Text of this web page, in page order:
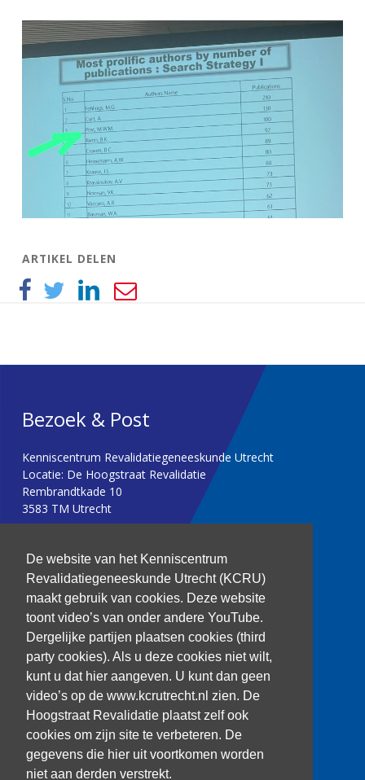
De website van het Kenniscentrum
Revalidatiegeneeskunde Utrecht (KCRU)
maakt gebruik van cookies. Deze website
toont video’s van onder andere YouTube.
Dergelijke partijen plaatsen cookies (third
party cookies). Als u deze cookies niet wilt,
kunt u dat hier aangeven. U kunt dan geen
video’s op de www.kcrutrecht.nl zien. De
Hoogstraat Revalidatie plaatst zelf ook
cookies om zijn site te verbeteren. De
gegevens die hier uit voortkomen worden
niet aan derden verstrekt.
ARTIKEL DELEN
Bezoek & Post
Kenniscentrum Revalidatiegeneeskunde Utrecht
Locatie: De Hoogstraat Revalidatie
Rembrandtkade 10
3583 TM Utrecht
kenniscentrum@dehoogstraat.nl
Over het KCRU
Samenwerkingen
Onze onderzoekers
Procedure onderzoeker